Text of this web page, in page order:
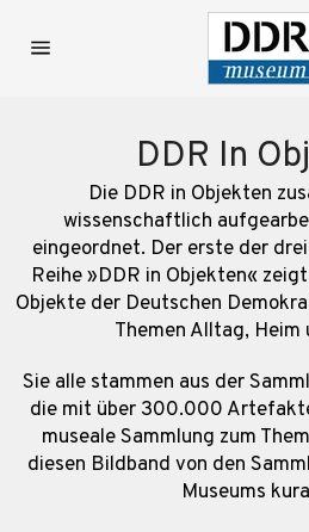
zum
DDR In
Die DDR in Objekten
wissenschaftlich
eingeordnet. Der erste der
Reihe »DDR in Objekten«
Objekte der Deutschen
Themen Alltag, Heim
Sie alle stammen aus der
die mit über 300.000
museale Sammlung zum
diesen Bildband von den
Museums